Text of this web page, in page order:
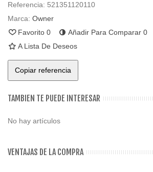
Referencia: 521351120110
Marca: Owner
Favorito 0 Añadir Para Comparar 0
A Lista De Deseos
Copiar referencia
TAMBIEN TE PUEDE INTERESAR
No hay artículos
VENTAJAS DE LA COMPRA